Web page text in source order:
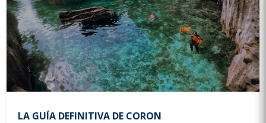
LA GUÍA DEFINITIVA DE CORON